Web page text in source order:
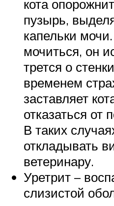
кота
пузырь,
капельки
мочиться, он
трется о
временем
заставляет
отказаться от
В таких
откладывать
ветеринару.
Уретрит –
слизистой